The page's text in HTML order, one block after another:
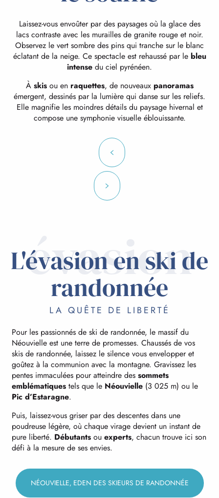
Laissez-vous envoûter par des paysages où la glace des
lacs contraste avec les murailles de granite rouge et noir.
Observez le vert sombre des pins qui tranche sur le blanc
éclatant de la neige. Ce spectacle est rehaussé par le bleu
intense du ciel pyrénéen.
À skisou en raquettes, de nouveaux panoramas
émergent, dessinés par la lumière qui danse sur les reliefs.
Elle magnifie les moindres détails du paysage hivernal et
compose une symphonie visuelle éblouissante.
évasion
L'évasion en ski de
randonnée
LA QUÊTE DE LIBERTÉ
Pour les passionnés de ski de randonnée, le massif du
Néouvielle est une terre de promesses. Chaussés de vos
skis de randonnée, laissez le silence vous envelopper et
goûtez à la communion avec la montagne. Gravissez les
pentes immaculées pour atteindre des sommets
emblématiques tels que le Néouvielle (3 025 m) ou le
Pic d’Estaragne.
Puis, laissez-vous griser par des descentes dans une
poudreuse légère, où chaque virage devient un instant de
pure liberté. Débutants ou experts, chacun trouve ici son
défi à la mesure de ses envies.
NÉOUVIELLE, EDEN DES SKIEURS DE RANDONNÉE